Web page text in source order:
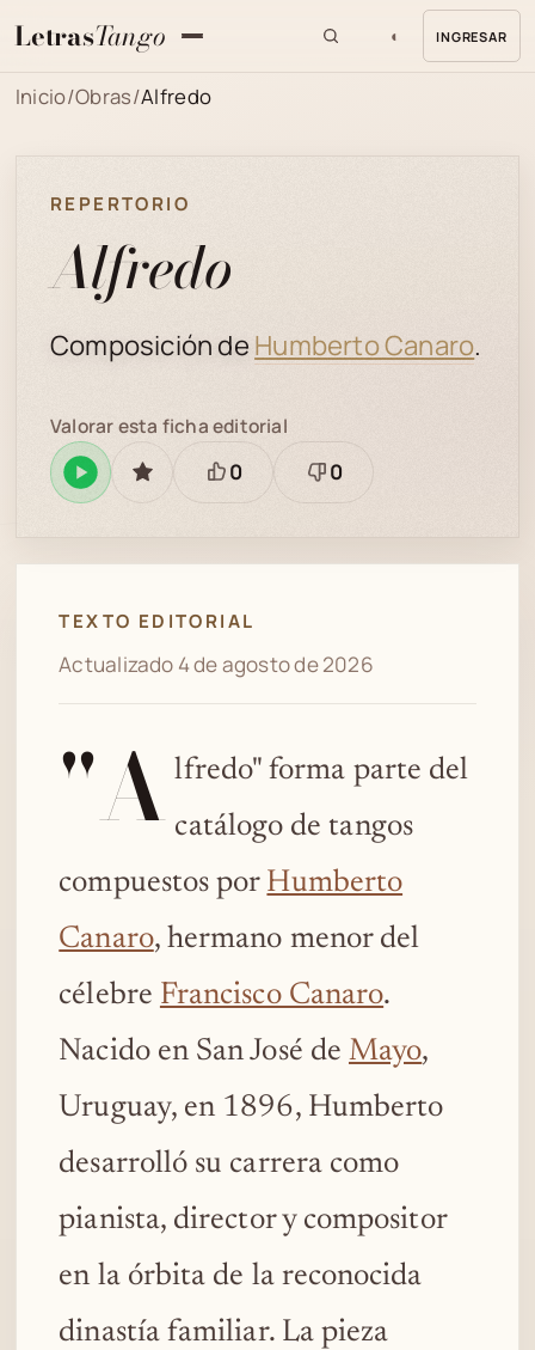
LetrasTango ◐ INGRESAR
Inicio/Obras/Alfredo
REPERTORIO
Alfredo
Composición deHumberto Canaro.
ReproducirGUARDAR
Valorar esta ficha editorial
Está
0
Necesita
0
TEXTO EDITORIAL
Actualizado 4 de agosto de 2026
"A lfredo" forma parte del
catálogo de tangos
compuestos por Humberto
Canaro, hermano menor del
célebre Francisco Canaro.
Nacido en San José de Mayo,
Uruguay, en 1896, Humberto
desarrolló su carrera como
pianista, director y compositor
en la órbita de la reconocida
dinastía familiar. La pieza